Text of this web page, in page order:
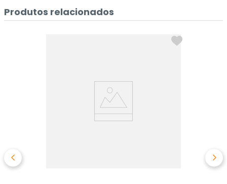
Produtos relacionados